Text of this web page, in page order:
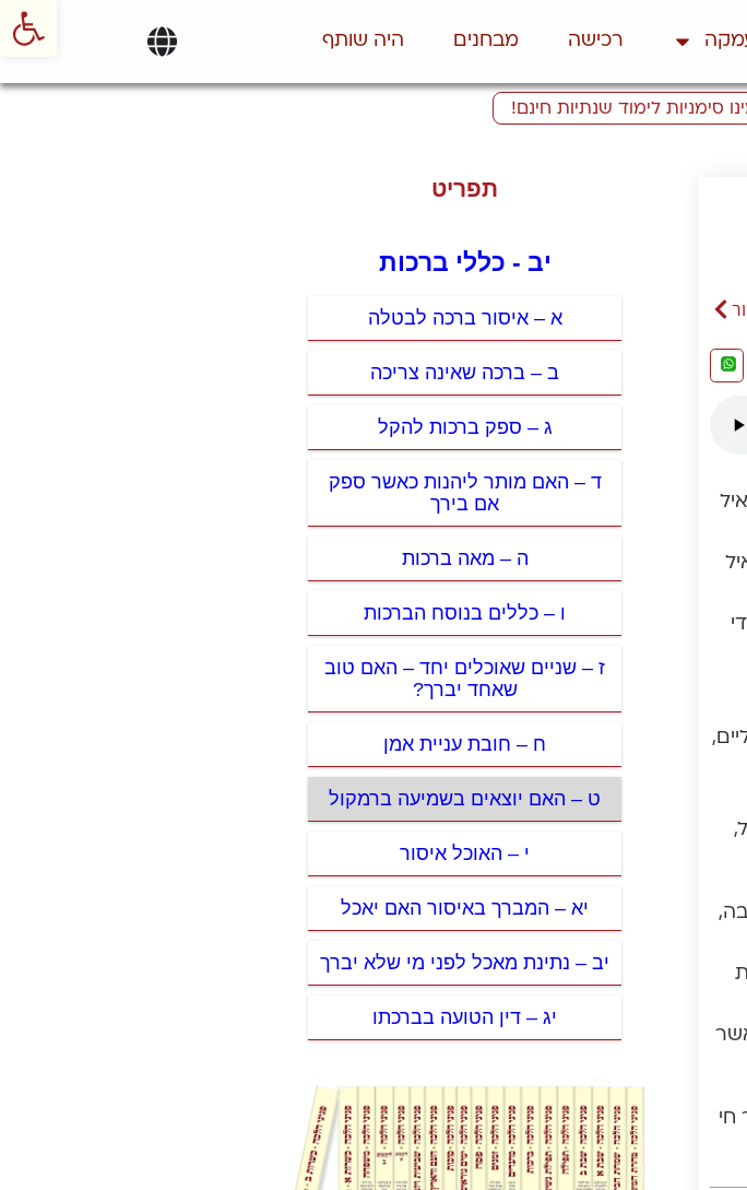
רכישה מבחנים היה שותף
סימניות לימוד שנתיות חינם!
חי
תפריט
יב - כללי ברכות
א – איסור ברכה לבטלה
ב – ברכה שאינה צריכה
ג – ספק ברכות להקל
ד – האם מותר ליהנות כאשר ספק
אם בירך
ה – מאה ברכות
ו – כללים בנוסח הברכות
ז – שניים שאוכלים יחד – האם טוב
שאחד יברך?
ח – חובת עניית אמן
ט – האם יוצאים בשמיעה ברמקול
י – האוכל איסור
יא – המברך באיסור האם יאכל
יב – נתינת מאכל לפני מי שלא יברך
יג – דין הטועה בברכתו
פתח